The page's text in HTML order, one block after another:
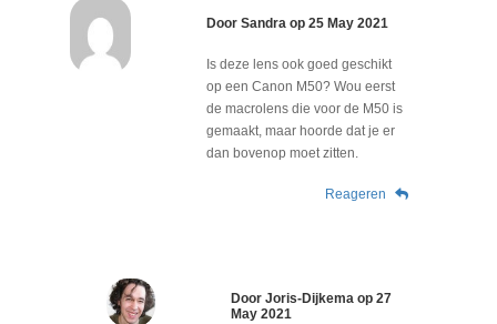
DoorSandraop 25 May 2021
Is deze lens ook goed geschikt
op een Canon M50? Wou eerst
de macrolens die voor de M50 is
gemaakt, maar hoorde dat je er
dan bovenop moet zitten.
Reageren
Door Joris-Dijkema op27
May 2021